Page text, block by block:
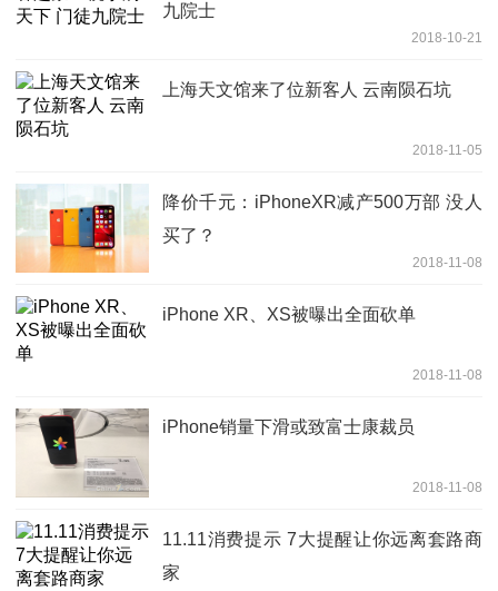
九院士
2018-10-21
上海天文馆来了位新客人 云南陨石坑
2018-11-05
降价千元：iPhoneXR减产500万部 没人
买了？
2018-11-08
iPhone XR、XS被曝出全面砍单
2018-11-08
iPhone销量下滑或致富士康裁员
2018-11-08
11.11消费提示 7大提醒让你远离套路商
家